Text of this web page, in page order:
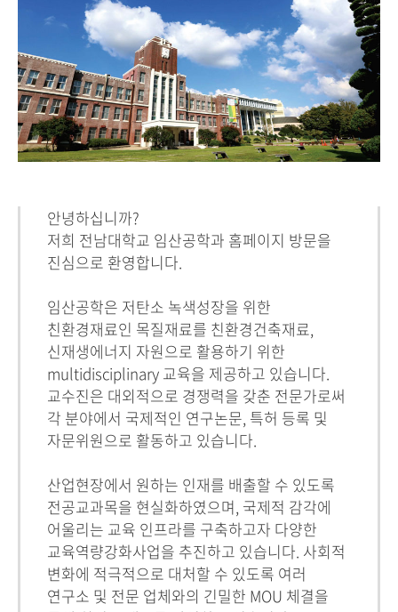
안녕하십니까?
저희 전남대학교 임산공학과 홈페이지 방문을
진심으로 환영합니다.
임산공학은 저탄소 녹색성장을 위한
친환경재료인 목질재료를 친환경건축재료,
신재생에너지 자원으로 활용하기 위한
multidisciplinary 교육을 제공하고 있습니다.
교수진은 대외적으로 경쟁력을 갖춘 전문가로써
각 분야에서 국제적인 연구논문, 특허 등록 및
자문위원으로 활동하고 있습니다.
산업현장에서 원하는 인재를 배출할 수 있도록
전공교과목을 현실화하였으며, 국제적 감각에
어울리는 교육 인프라를 구축하고자 다양한
교육역량강화사업을 추진하고 있습니다. 사회적
변화에 적극적으로 대처할 수 있도록 여러
연구소 및 전문 업체와의 긴밀한 MOU 체결을